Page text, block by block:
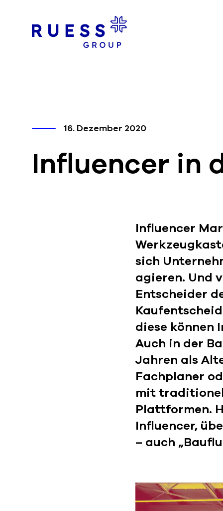
16. Dezember 2020
Influencer in
Influencer
sich
agieren. Und
Entscheider
diese können
Auch in der
Jahren als
Fachplaner
mit
Plattformen.
Influencer,
– auch